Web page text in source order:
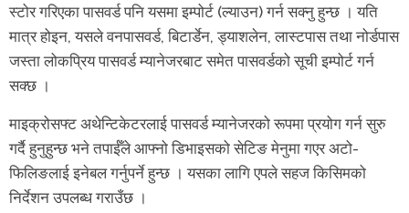
स्टोर गरिएका पासवर्ड पनि यसमा इम्पोर्ट (ल्याउन) गर्न सक्नु हुन्छ । यति
मात्र होइन, यसले वनपासवर्ड, बिटार्डेन, ड्याशलेन, लास्टपास तथा नोर्डपास
जस्ता लोकप्रिय पासवर्ड म्यानेजरबाट समेत पासवर्डको सूची इम्पोर्ट गर्न
सक्छ ।
माइक्रोसफ्ट अथेन्टिकेटरलाई पासवर्ड म्यानेजरको रूपमा प्रयोग गर्न सुरु
गर्दै हुनुहुन्छ भने तपाईँले आफ्नो डिभाइसको सेटिङ मेनुमा गएर अटो-
फिलिङलाई इनेबल गर्नुपर्ने हुन्छ । यसका लागि एपले सहज किसिमको
निर्देशन उपलब्ध गराउँछ ।